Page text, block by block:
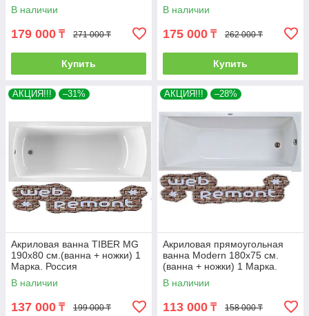
В наличии
179 000 ₸ 271 000 ₸
Купить
Россия
В наличии
175 000 ₸ 262 000 ₸
Купить
АКЦИЯ!!! –31%
Акриловая ванна TIBER MG
190х80 см.(ванна + ножки) 1
Марка. Россия
В наличии
137 000 ₸ 199 000 ₸
АКЦИЯ!!! –28%
Акриловая прямоугольная
ванна Modern 180х75 см.
(ванна + ножки) 1 Марка.
Россия
В наличии
113 000 ₸ 158 000 ₸